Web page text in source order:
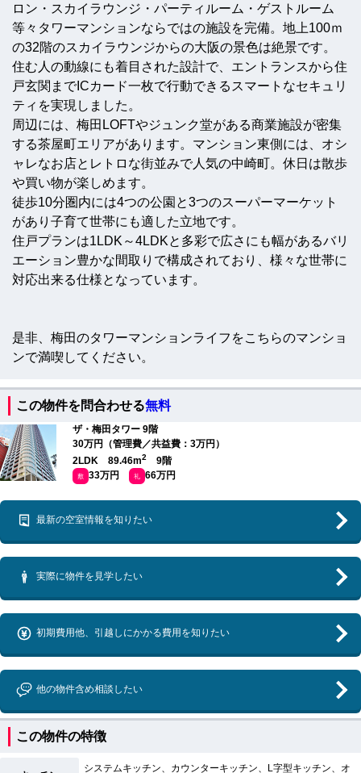
ロン・スカイラウンジ・パーティルーム・ゲストルーム
等々タワーマンションならではの施設を完備。地上100ｍ
の32階のスカイラウンジからの大阪の景色は絶景です。
住む人の動線にも着目された設計で、エントランスから住
戸玄関までICカード一枚で行動できるスマートなセキュリ
ティを実現しました。
周辺には、梅田LOFTやジュンク堂がある商業施設が密集
する茶屋町エリアがあります。マンション東側には、オシ
ャレなお店とレトロな街並みで人気の中崎町。休日は散歩
や買い物が楽しめます。
徒歩10分圏内には4つの公園と3つのスーパーマーケット
があり子育て世帯にも適した立地です。
住戸プランは1LDK～4LDKと多彩で広さにも幅があるバリ
エーション豊かな間取りで構成されており、様々な世帯に
対応出来る仕様となっています。
是非、梅田のタワーマンションライフをこちらのマンショ
ンで満喫してください。
この物件を問合わせる無料
ザ・梅田タワー 9階
30万円（管理費／共益費：3万円）
2LDK 89.46m2 9階
敷 33万円 礼 66万円
最新の空室情報を知りたい
実際に物件を見学したい
初期費用他、引越しにかかる費用を知りたい
他の物件含め相談したい
この物件の特徴
システムキッチン、カウンターキッチン、L字型キッチン、オ